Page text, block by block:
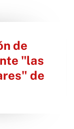
de
"las
de